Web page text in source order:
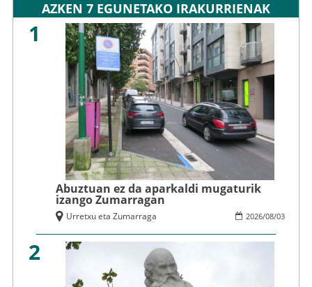
AZKEN 7 EGUNETAKO IRAKURRIENAK
1
Abuztuan ez da aparkaldi mugaturik
izango Zumarragan
2026/08/03
Urretxu eta Zumarraga
2